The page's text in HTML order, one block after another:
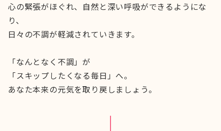
心の緊張がほぐれ、自然と深い呼吸ができるようにな
り、
日々の不調が軽減されていきます。
「なんとなく不調」が
「スキップしたくなる毎日」へ。
あなた本来の元気を取り戻しましょう。